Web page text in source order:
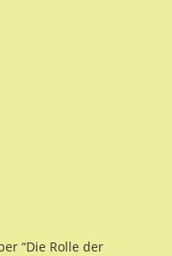
“Die Rolle der